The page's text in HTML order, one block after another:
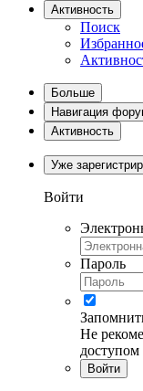
Активность
Поиск
Больше
Навигация
Активность
Уже
Войти
Пароль
Не
доступом
Войти